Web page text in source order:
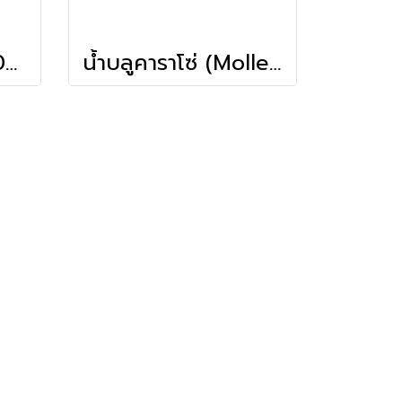
น้ำลิ้่นจี่ (Molle 710ml) น้ำบลูคาราโซ่ (Molle 710ml)